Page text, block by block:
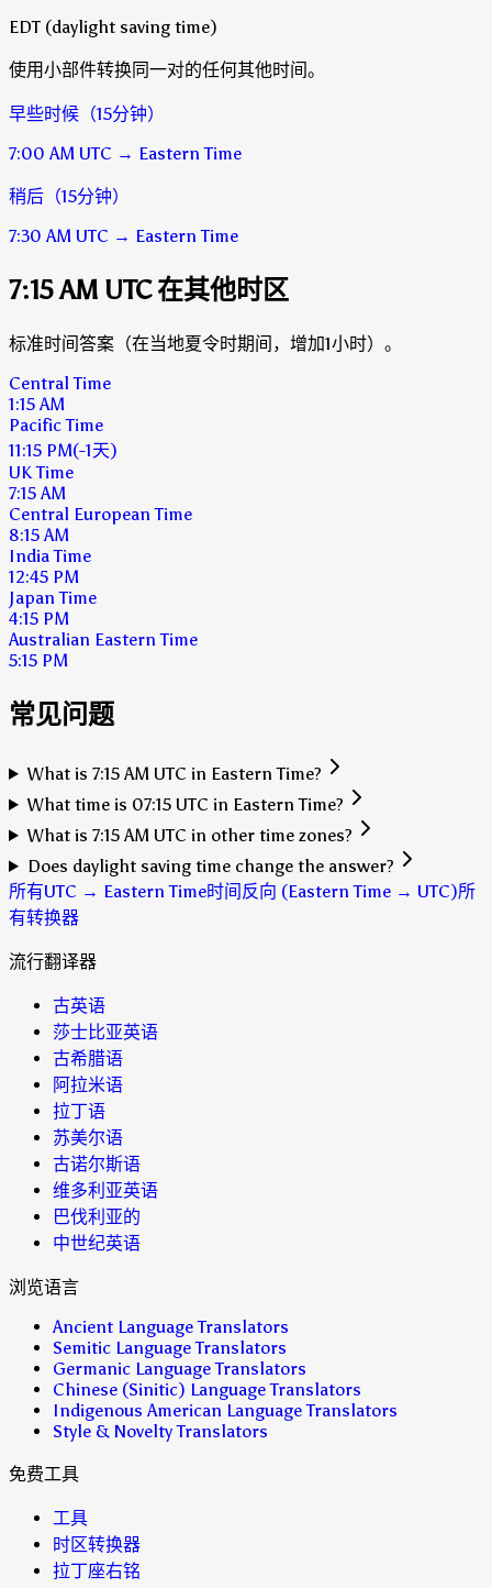
EDT (daylight saving time)
使用小部件转换同一对的任何其他时间。
早些时候（15分钟）
7:00 AM UTC → Eastern Time
稍后（15分钟）
7:30 AM UTC → Eastern Time
7:15 AM UTC 在其他时区
标准时间答案（在当地夏令时期间，增加1小时）。
Central Time
1:15 AM
Pacific Time
11:15 PM(-1天)
UK Time
7:15 AM
Central European Time
8:15 AM
India Time
12:45 PM
Japan Time
4:15 PM
Australian Eastern Time
5:15 PM
常见问题
What is 7:15 AM UTC in Eastern Time?
What time is 07:15 UTC in Eastern Time?
What is 7:15 AM UTC in other time zones?
Does daylight saving time change the answer?
所有UTC → Eastern Time时间反向 (Eastern Time → UTC)所
有转换器
流行翻译器
古英语
莎士比亚英语
古希腊语
阿拉米语
拉丁语
苏美尔语
古诺尔斯语
维多利亚英语
巴伐利亚的
中世纪英语
浏览语言
Ancient Language Translators
Semitic Language Translators
Germanic Language Translators
Chinese (Sinitic) Language Translators
Indigenous American Language Translators
Style & Novelty Translators
免费工具
工具
时区转换器
拉丁座右铭